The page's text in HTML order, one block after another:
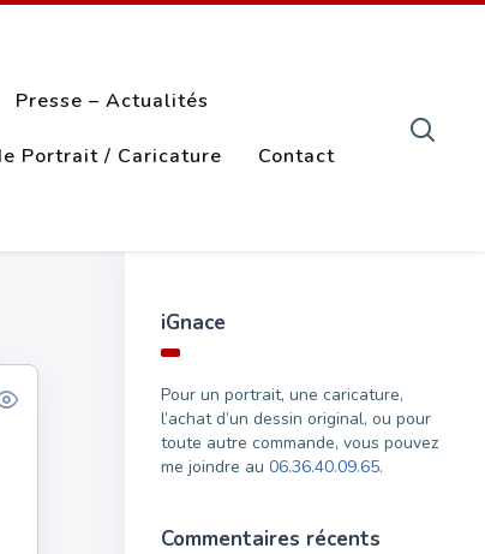
Presse – Actualités
Portrait / Caricature Contact
iGnace
Pour un portrait, une caricature,
l’achat d’un dessin original, ou pour
toute autre commande, vous pouvez
me joindre au 06.36.40.09.65.
Commentaires récents